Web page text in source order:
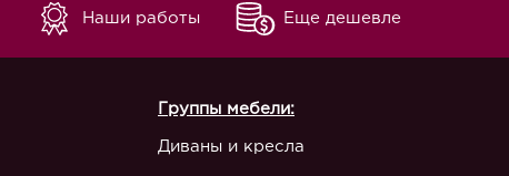
Наши работы Еще дешевле
Группы мебели:
Диваны и кресла